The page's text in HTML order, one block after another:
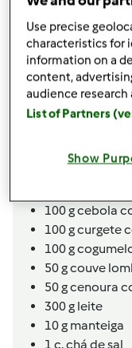
Massa
70gágua
100gde
1c. chá desal
farinha
Recheio
100gcebola
100gcurgete
100g
50gcouve
50gcenoura
300g leite
10g manteiga
1 c. chá desal
Use precise
characteristics for
information on a
content,
audience
List of Partners
Show